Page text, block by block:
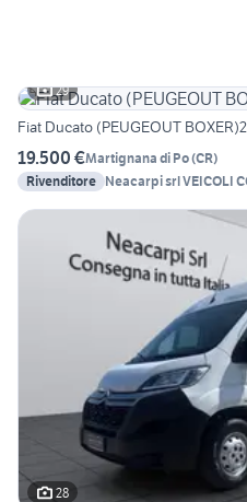
29
Fiat Ducato (PEUGEOUT
19.500 €Martignana di Po(CR)
Rivenditore Neacarpi srl VEICOLI
28